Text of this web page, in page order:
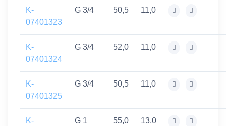
K-
07401323
G 3/4 50,5 11,0
K-
07401324
G 3/4 52,0 11,0
K-
07401325
G 3/4 50,5 11,0
K- G 1 55,0 13,0